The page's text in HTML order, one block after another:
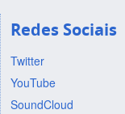
Redes Sociais
Twitter
YouTube
SoundCloud